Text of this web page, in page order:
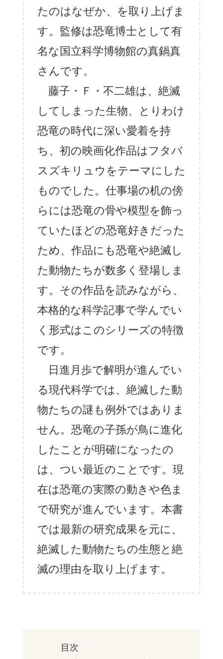
たのはなぜか、を取り上げま
す。監修は恐竜博士として有
名な国立科学博物館の真鍋真
さんです。
藤子・Ｆ・不二雄は、絶滅
してしまった生物、とりわけ
恐竜の時代に深い愛着を持
ち、初の映画化作品はフタバ
スズキリュウをテーマにした
ものでした。仕事場の机の傍
らには恐竜の骨や模型を飾っ
ていたほどの恐竜好きだった
ため、作品にも恐竜や絶滅し
た動物たちが数多く登場しま
す。その作品を読みながら、
本格的な科学記事で学んでい
く形式はこのシリーズの特徴
です。
日進月歩で解明が進んでい
る現代科学では、絶滅した動
物たちの謎も例外ではありま
せん。恐竜の子孫が鳥に進化
したことが明確になったの
は、つい最近のことです。現
在は恐竜の実際の動きや色ま
で研究が進んでいます。本書
では最新の研究成果を元に、
絶滅した動物たちの生態と絶
滅の理由を取り上げます。
目次